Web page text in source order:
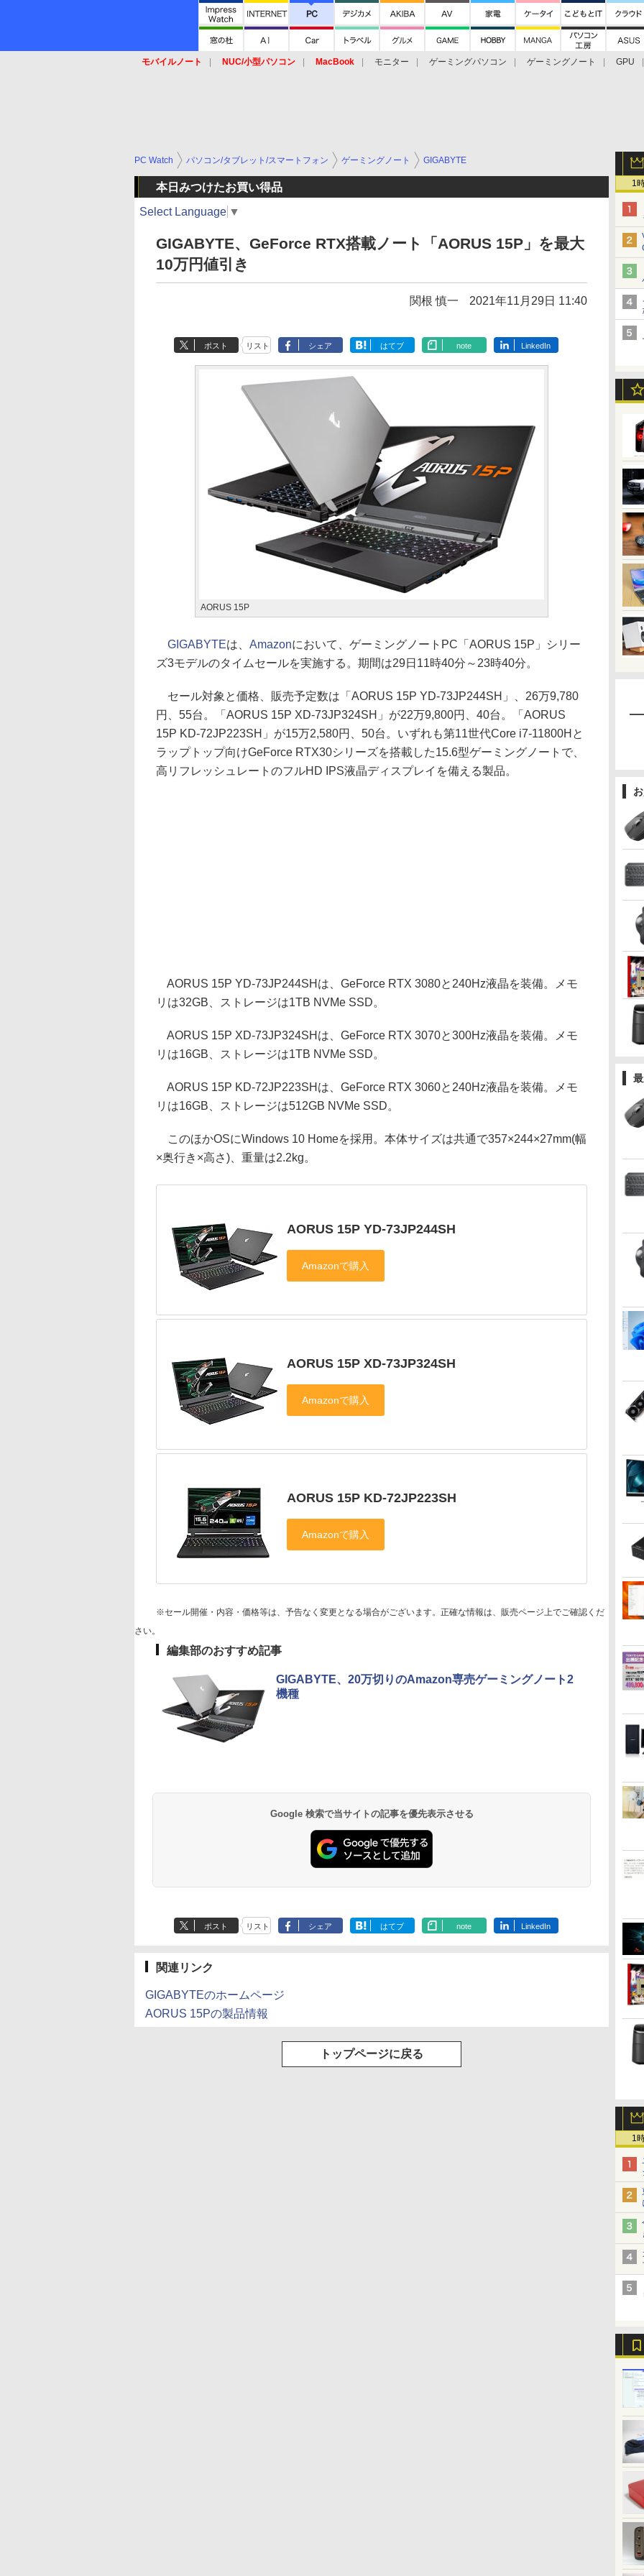
モバイルノート NUC/小型パソコン MacBook モニター ゲーミングパソコン ゲーミングノート
GPU
1
1
PC Watch パソコン/タブレット/スマートフォン ゲーミングノート GIGABYTE
本日みつけたお買い得品
Select Language ▼
GIGABYTE、GeForce RTX搭載ノート「AORUS 15P」を最大
10万円値引き
関根 慎一 2021年11月29日 11:40
ポスト リスト シェア はてブ note LinkedIn
AORUS 15P
GIGABYTEは、 Amazonにおいて、ゲーミングノートPC「AORUS 15P」シリー
ズ3モデルのタイムセールを実施する。期間は29日11時40分～23時40分。
セール対象と価格、販売予定数は「AORUS 15P YD-73JP244SH」、26万9,780
円、55台。「AORUS 15P XD-73JP324SH」が22万9,800円、40台。「AORUS
15P KD-72JP223SH」が15万2,580円、50台。いずれも第11世代Core i7-11800Hと
ラップトップ向けGeForce RTX30シリーズを搭載した15.6型ゲーミングノートで、
高リフレッシュレートのフルHD IPS液晶ディスプレイを備える製品。
AORUS 15P YD-73JP244SHは、GeForce RTX 3080と240Hz液晶を装備。メモ
リは32GB、ストレージは1TB NVMe SSD。
AORUS 15P XD-73JP324SHは、GeForce RTX 3070と300Hz液晶を装備。メモ
リは16GB、ストレージは1TB NVMe SSD。
AORUS 15P KD-72JP223SHは、GeForce RTX 3060と240Hz液晶を装備。メモ
リは16GB、ストレージは512GB NVMe SSD。
このほかOSにWindows 10 Homeを採用。本体サイズは共通で357×244×27mm(幅
×奥行き×高さ)、重量は2.2kg。
AORUS 15P YD-73JP244SH
AORUS 15P XD-73JP324SH
AORUS 15P KD-72JP223SH
※セール開催・内容・価格等は、予告なく変更となる場合がございます。正確な情報は、販売ページ上でご確認くだ
さい。
編集部のおすすめ記事
GIGABYTE、20万切りのAmazon専売ゲーミングノート2
機種
Google 検索で当サイトの記事を優先表示させる
ポスト リスト シェア はてブ note LinkedIn
関連リンク
GIGABYTEのホームページ
AORUS 15Pの製品情報
トップページに戻る